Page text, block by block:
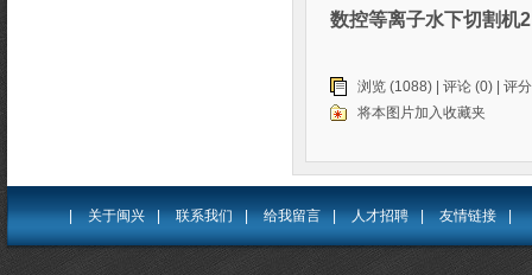
数控等离子水下切割机2
浏览 (1088) | 评论 (0) | 评
将本图片加入收藏夹
| 关于闽兴 | 联系我们 | 给我留言 | 人才招聘 | 友情链接 |